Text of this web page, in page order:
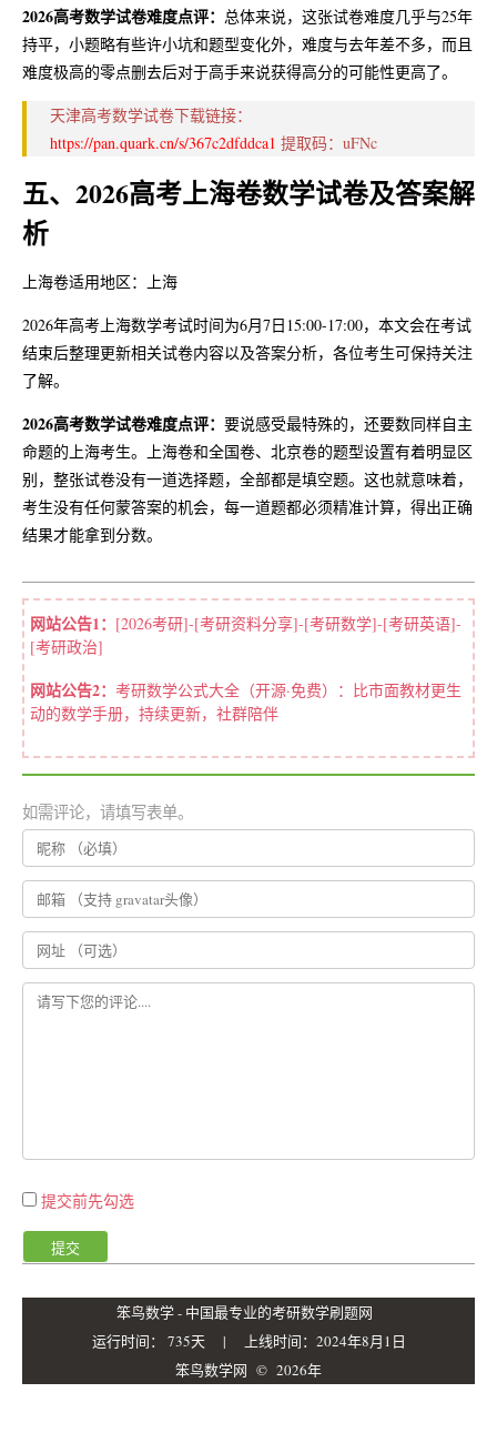
2026高考数学试卷难度点评： 总体来说，这张试卷难度几乎与25年
持平，小题略有些许小坑和题型变化外，难度与去年差不多，而且
难度极高的零点删去后对于高手来说获得高分的可能性更高了。
天津高考数学试卷下载链接：
https://pan.quark.cn/s/367c2dfddca1 提取码：uFNc
五、2026高考上海卷数学试卷及答案解
析
上海卷适用地区：上海
2026年高考上海数学考试时间为6月7日15:00-17:00，本文会在考试
结束后整理更新相关试卷内容以及答案分析，各位考生可保持关注
了解。
2026高考数学试卷难度点评： 要说感受最特殊的，还要数同样自主
命题的上海考生。上海卷和全国卷、北京卷的题型设置有着明显区
别，整张试卷没有一道选择题，全部都是填空题。这也就意味着，
考生没有任何蒙答案的机会，每一道题都必须精准计算，得出正确
结果才能拿到分数。
网站公告1： [2026考研]-[考研资料分享]-[考研数学]-[考研英语]-
[考研政治]
网站公告2： 考研数学公式大全（开源·免费）：比市面教材更生
动的数学手册，持续更新，社群陪伴
如需评论，请填写表单。
提交前先勾选
提交
笨鸟数学 - 中国最专业的考研数学刷题网
运行时间： 735天 | 上线时间：2024年8月1日
笨鸟数学网 © 2026年